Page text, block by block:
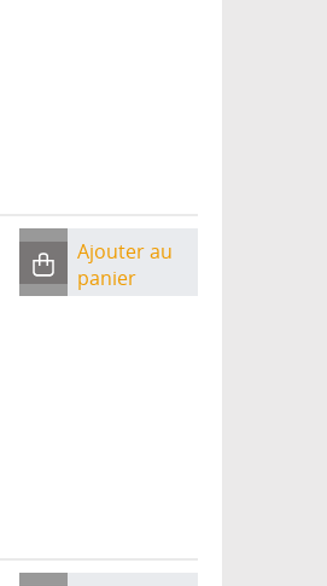
Ajouter au
panier